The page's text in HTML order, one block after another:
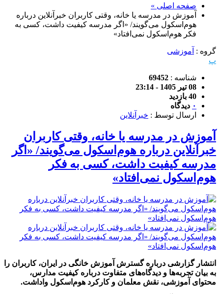
صفحه اصلی »
آموزش در مدرسه یا خانه، وقتی کاربران خبرآنلاین درباره
هوم‌اسکول می‌گویند/ «اگر مدرسه کیفیت داشت، کسی به
فکر هوم‌اسکول نمی‌افتاد»
گروه : آموزشی
پ
شناسه : 69452
08 تیر 1405 - 23:14
40 بازدید
۰ دیدگاه
ارسال توسط : خبرآنلاین
آموزش در مدرسه یا خانه، وقتی کاربران
خبرآنلاین درباره هوم‌اسکول می‌گویند/ «اگر
مدرسه کیفیت داشت، کسی به فکر
هوم‌اسکول نمی‌افتاد»
انتشار گزارشی درباره گسترش آموزش خانگی در ایران، کاربران را
به بیان تجربه‌ها و دیدگاه‌های متفاوت درباره کیفیت مدارس،
محتوای آموزشی، نقش معلمان و کارکرد هوم‌اسکول واداشت.